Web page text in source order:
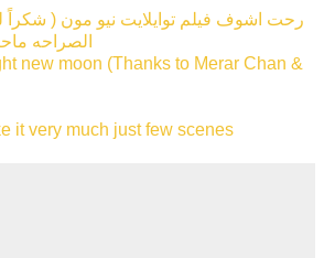
رحت اشوف فيلم توايلايت نيو مون ( شكراً
الصراحه
new moon (Thanks to Merar Chan &
it very much just few scenes